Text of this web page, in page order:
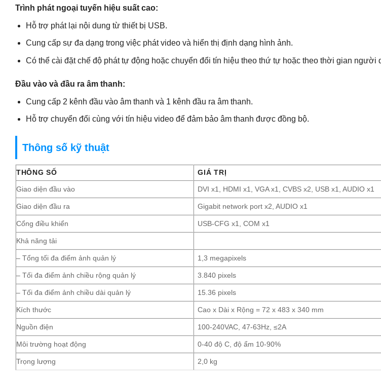
Trình phát ngoại tuyến hiệu suất cao:
Hỗ trợ phát lại nội dung từ thiết bị USB.
Cung cấp sự đa dạng trong việc phát video và hiển thị định dạng hình ảnh.
Có thể cài đặt chế độ phát tự động hoặc chuyển đổi tín hiệu theo thứ tự hoặc theo thời gian người
Đầu vào và đầu ra âm thanh:
Cung cấp 2 kênh đầu vào âm thanh và 1 kênh đầu ra âm thanh.
Hỗ trợ chuyển đổi cùng với tín hiệu video để đảm bảo âm thanh được đồng bộ.
Thông số kỹ thuật
THÔNG SỐ GIÁ TRỊ
Giao diện đầu vào DVI x1, HDMI x1, VGA x1, CVBS x2, USB x1, AUDIO x1
Giao diện đầu ra Gigabit network port x2, AUDIO x1
Cổng điều khiển USB-CFG x1, COM x1
Khả năng tải
– Tổng tối đa điểm ảnh quản lý 1,3 megapixels
– Tối đa điểm ảnh chiều rộng quản lý 3.840 pixels
– Tối đa điểm ảnh chiều dài quản lý 15.36 pixels
Kích thước Cao x Dài x Rộng = 72 x 483 x 340 mm
Nguồn điện 100-240VAC, 47-63Hz, ≤2A
Môi trường hoạt động 0-40 độ C, độ ẩm 10-90%
Trọng lượng 2,0 kg